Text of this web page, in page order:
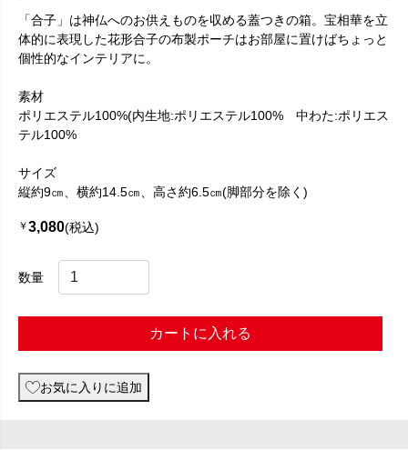
「合子」は神仏へのお供えものを収める蓋つきの箱。宝相華を立
体的に表現した花形合子の布製ポーチはお部屋に置けばちょっと
個性的なインテリアに。
素材
ポリエステル100%(内生地:ポリエステル100% 中わた:ポリエス
テル100%
サイズ
縦約9㎝、横約14.5㎝、高さ約6.5㎝(脚部分を除く)
￥3,080(税込)
数量
カートに入れる
お気に入りに追加